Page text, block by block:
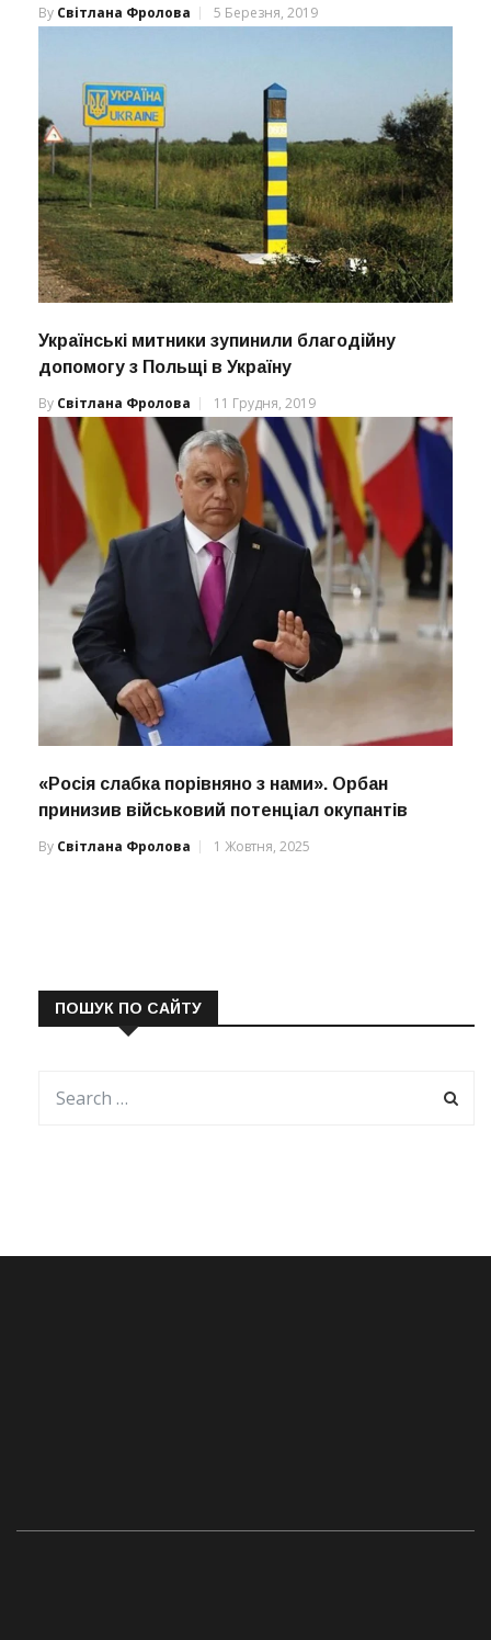
By Світлана Фролова 5 Березня, 2019
Українські митники зупинили благодійну
допомогу з Польщі в Україну
By Світлана Фролова 11 Грудня, 2019
«Росія слабка порівняно з нами». Орбан
принизив військовий потенціал окупантів
By Світлана Фролова 1 Жовтня, 2025
ПОШУК ПО САЙТУ